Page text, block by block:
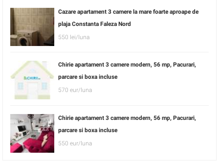
Cazare apartament 3 camere la mare foarte aproape de
plaja Constanta Faleza Nord
550 lei/luna
Chirie apartament 3 camere modern, 56 mp, Pacurari,
parcare si boxa incluse
570 eur/luna
Chirie apartament 3 camere modern, 56 mp, Pacurari,
parcare si boxa incluse
550 eur/luna